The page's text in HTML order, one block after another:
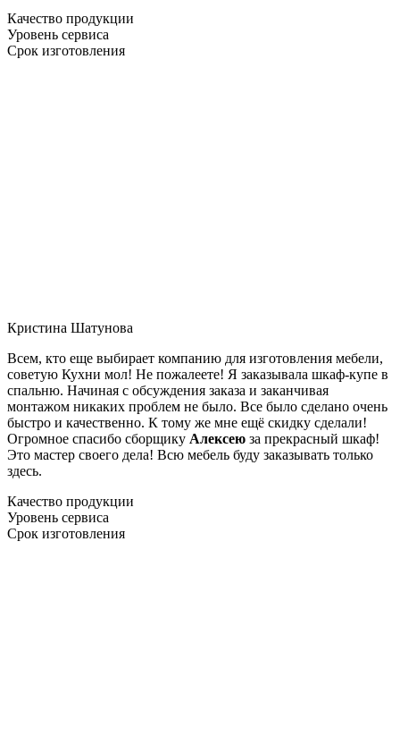
Качество продукции
Уровень сервиса
Срок изготовления
Кристина Шатунова
Всем, кто еще выбирает компанию для изготовления мебели,
советую Кухни мол! Не пожалеете! Я заказывала шкаф-купе в
спальню. Начиная с обсуждения заказа и заканчивая
монтажом никаких проблем не было. Все было сделано очень
быстро и качественно. К тому же мне ещё скидку сделали!
Огромное спасибо сборщику Алексею за прекрасный шкаф!
Это мастер своего дела! Всю мебель буду заказывать только
здесь.
Качество продукции
Уровень сервиса
Срок изготовления